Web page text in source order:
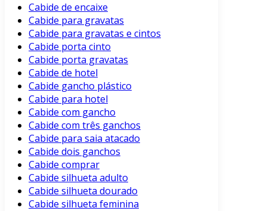
Cabide de encaixe
Cabide para gravatas
Cabide para gravatas e cintos
Cabide porta cinto
Cabide porta gravatas
Cabide de hotel
Cabide gancho plástico
Cabide para hotel
Cabide com gancho
Cabide com três ganchos
Cabide para saia atacado
Cabide dois ganchos
Cabide comprar
Cabide silhueta adulto
Cabide silhueta dourado
Cabide silhueta feminina